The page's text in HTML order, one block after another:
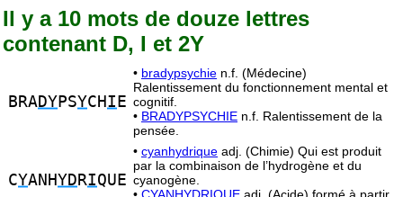
Il y a 10 mots de douze lettres
contenant D, I et 2Y
BRADYPSYCH I E
• bradypsychie n.f. (Médecine)
Ralentissement du fonctionnement mental et
cognitif.
• BRADYPSYCHIE n.f. Ralentissement de la
pensée.
CYANHYD RIQUE
• cyanhydrique adj. (Chimie) Qui est produit
par la combinaison de l’hydrogène et du
cyanogène.